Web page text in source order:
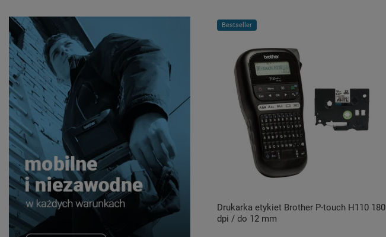
Bestseller
Drukarka etykiet Brother P-touch H110 180
dpi / do 12 mm